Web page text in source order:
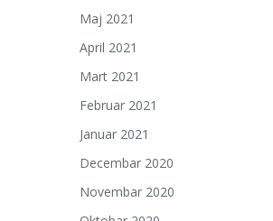
Maj 2021
April 2021
Mart 2021
Februar 2021
Januar 2021
Decembar 2020
Novembar 2020